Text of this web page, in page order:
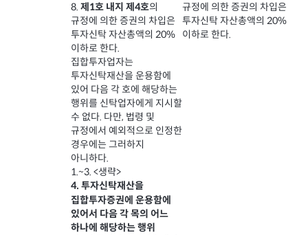
8. 제1호 내지 제4호의
규정에 의한 증권의 차입은
투자신탁 자산총액의 20%
이하로 한다.
규정에 의한 증권의 차입은
투자신탁 자산총액의 20%
이하로 한다.
집합투자업자는
투자신탁재산을 운용함에
있어 다음 각 호에 해당하는
행위를 신탁업자에게 지시할
수 없다. 다만, 법령 및
규정에서 예외적으로 인정한
경우에는 그러하지
아니하다.
1.~3. <생략>
4. 투자신탁재산을
집합투자증권에 운용함에
있어서 다음 각 목의 어느
하나에 해당하는 행위